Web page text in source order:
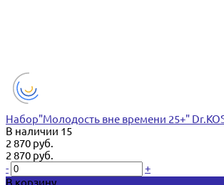
Набор"Молодость вне времени 25+"
В наличии 15
2 870 руб.
2 870 руб.
-
+